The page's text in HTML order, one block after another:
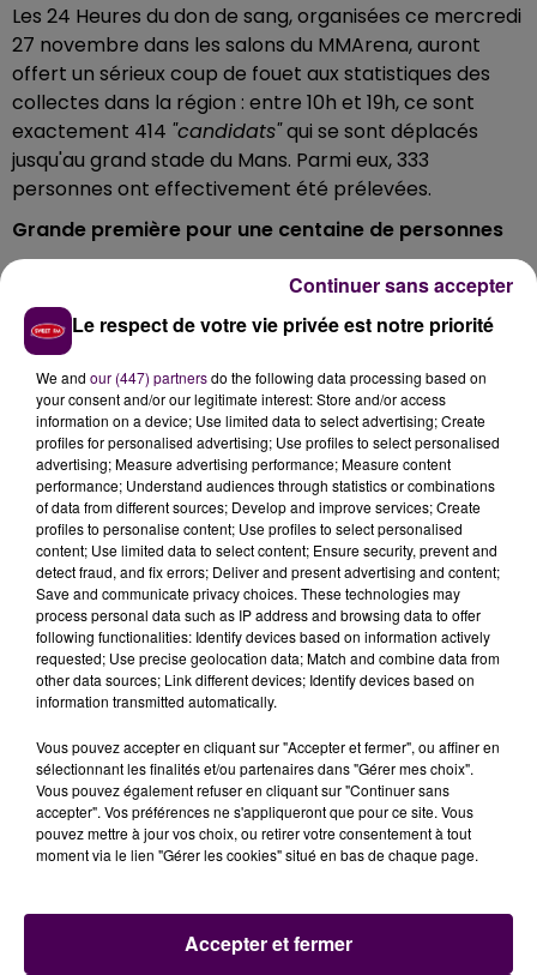
Les 24 Heures du don de sang, organisées ce mercredi
27 novembre dans les salons du MMArena, auront
offert un sérieux coup de fouet aux statistiques des
collectes dans la région : entre 10h et 19h, ce sont
exactement 414 "candidats"qui se sont déplacés
jusqu'au grand stade du Mans. Parmi eux, 333
personnes ont effectivement été prélevées.
Grande première pour une centaine de personnes
Bon signe, même s'il faudra désormais réussir à les
fidéliser, on a dénombré un total de 99 "nouveaux
donneurs"accueillis par les médecins de
l'Etablissement français du sang au cours de cette
opération organisée conjointement par Sweet FM,
l'association locale Cénomane et l'EFS dans l'enceinte
du MMArena gracieusement mise à disposition pour
l'occasion.
À LA UNE
7 août 2026
Gagnez vos pass pour le V and B Fest' 2026 !
11 juillet 2026
Inscrivez-vous au casting The Voice & The Voice
Le respect de votre vie privée est notre priorité
We and our (447) partnersdo the following data processing based on
your consent and/or our legitimate interest: Store and/or access
information on a device; Use limited data to select advertising; Create
profiles for personalised advertising; Use profiles to select personalised
advertising; Measure advertising performance; Measure content
performance; Understand audiences through statistics or combinations
of data from different sources; Develop and improve services; Create
profiles to personalise content; Use profiles to select personalised
content; Use limited data to select content; Ensure security, prevent and
detect fraud, and fix errors; Deliver and present advertising and content;
Save and communicate privacy choices. These technologies may
process personal data such as IP address and browsing data to offer
following functionalities: Identify devices based on information actively
requested; Use precise geolocation data; Match and combine data from
other data sources; Link different devices; Identify devices based on
information transmitted automatically.
Vous pouvez accepter en cliquant sur "Accepter et fermer", ou affiner en
sélectionnant les finalités et/ou partenaires dans "Gérer mes choix".
Vous pouvez également refuser en cliquant sur "Continuer sans
accepter". Vos préférences ne s'appliqueront que pour ce site. Vous
pouvez mettre à jour vos choix, ou retirer votre consentement à tout
moment via le lien "Gérer les cookies" situé en bas de chaque page.
Accepter et fermer
Continuer sans accepter